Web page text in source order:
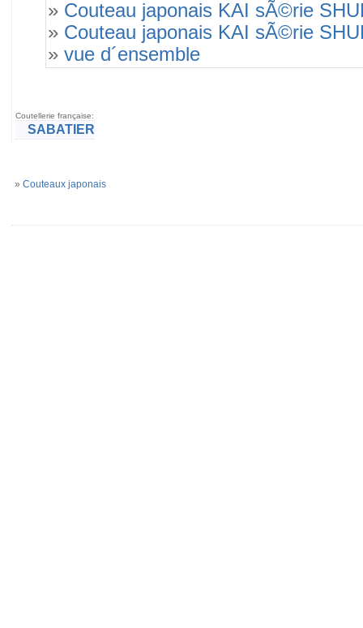
» Couteau japonais KAI sÃ©rie
» Couteau japonais KAI sÃ©rie
» vue d´ensemble
Coutellerie française:
SABATIER
» Couteaux japonais